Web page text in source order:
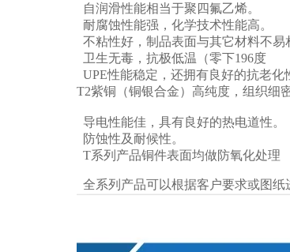
自润滑性能相当于聚四氟乙烯。
耐腐蚀性能强，化学技术性能高。
不粘性好，制品表面与其它材料不易
卫生无毒，抗极低温（零下196度
UPE性能稳定，还拥有良好的抗老
T2紫铜（铜银合金）高纯度，组织细
导电性能佳，具有良好的热电道性。
防蚀性及耐候性。
T系列产品铜件表面均做防氧化处理
全系列产品可以根据客户要求或图纸